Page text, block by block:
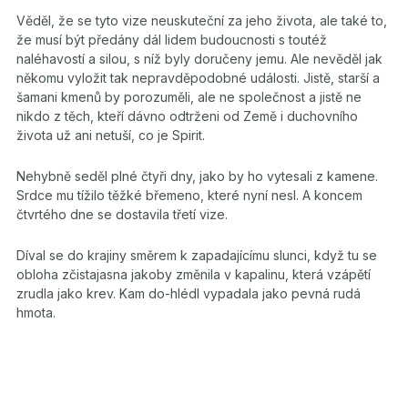
Věděl, že se tyto vize neuskuteční za jeho života, ale také to,
že musí být předány dál lidem budoucnosti s toutéž
naléhavostí a silou, s níž byly doručeny jemu. Ale nevěděl jak
někomu vyložit tak nepravděpodobné události. Jistě, starší a
šamani kmenů by porozuměli, ale ne společnost a jistě ne
nikdo z těch, kteří dávno odtrženi od Země i duchovního
života už ani netuší, co je Spirit.
Nehybně seděl plné čtyři dny, jako by ho vytesali z kamene.
Srdce mu tížilo těžké břemeno, které nyní nesl. A koncem
čtvrtého dne se dostavila třetí vize.
Díval se do krajiny směrem k zapadajícímu slunci, když tu se
obloha zčistajasna jakoby změnila v kapalinu, která vzápětí
zrudla jako krev. Kam do-hlédl vypadala jako pevná rudá
hmota.